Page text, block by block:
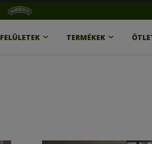
FELÜLETEK TERMÉKEK